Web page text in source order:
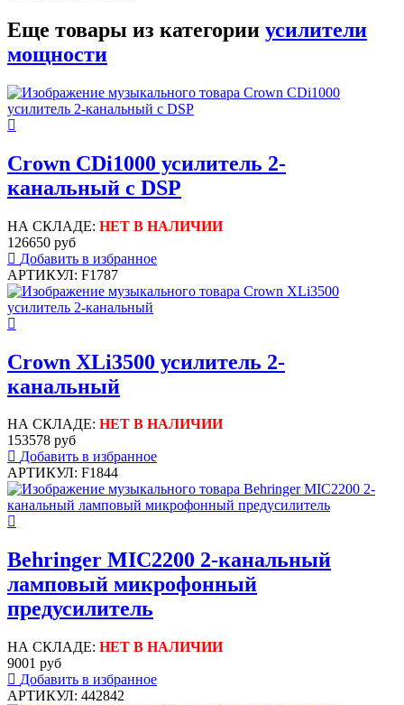
Еще товары из категории усилители
мощности
Crown CDi1000 усилитель 2-
канальный с DSP
НА СКЛАДЕ: НЕТ В НАЛИЧИИ
126650 руб
Добавить в избранное
АРТИКУЛ: F1787
Crown XLi3500 усилитель 2-
канальный
НА СКЛАДЕ: НЕТ В НАЛИЧИИ
153578 руб
Добавить в избранное
АРТИКУЛ: F1844
Behringer MIC2200 2-канальный
ламповый микрофонный
предусилитель
НА СКЛАДЕ: НЕТ В НАЛИЧИИ
9001 руб
Добавить в избранное
АРТИКУЛ: 442842